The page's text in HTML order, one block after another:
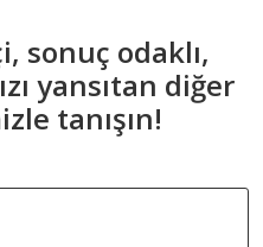
sonuç odaklı,
yansıtan diğer
tanışın!